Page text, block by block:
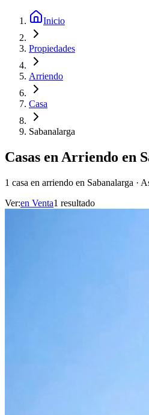
Inicio
Propiedades
Arriendo
Casa
Sabanalarga
Casas en Arriendo en
1 casa en arriendo en Sabanalarga ·
Ver:en Venta1 resultado